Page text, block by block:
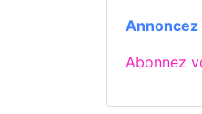
Abonnez